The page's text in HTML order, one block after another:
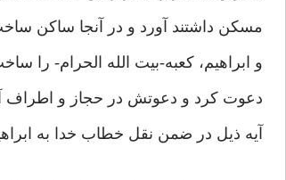
مسکن داشتند آورد و در آنجا ساکن
و ابراهیم، کعبه-بیت الله الحرام- را
دعوت کرد و دعوتش در حجاز و اطراف
آیه ذیل در ضمن نقل خطاب خدا به